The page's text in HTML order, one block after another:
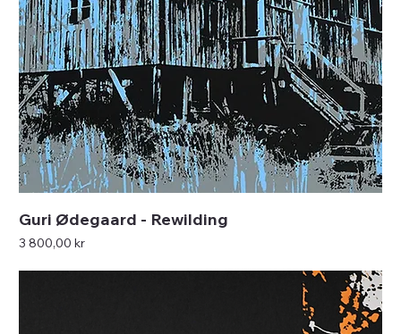
Guri Ødegaard - Rewilding
Pris
3 800,00 kr